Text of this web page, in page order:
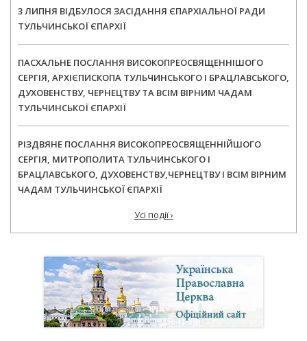
3 ЛИПНЯ ВІДБУЛОСЯ ЗАСІДАННЯ ЄПАРХІАЛЬНОЇ РАДИ
ТУЛЬЧИНСЬКОЇ ЄПАРХІЇ
ПАСХАЛЬНЕ ПОСЛАННЯ ВИСОКОПРЕОСВЯЩЕННІШОГО
СЕРГІЯ, АРХІЄПИСКОПА ТУЛЬЧИНСЬКОГО І БРАЦЛАВСЬКОГО,
ДУХОВЕНСТВУ, ЧЕРНЕЦТВУ ТА ВСІМ ВІРНИМ ЧАДАМ
ТУЛЬЧИНСЬКОЇ ЄПАРХІЇ
РІЗДВЯНЕ ПОСЛАННЯ ВИСОКОПРЕОСВЯЩЕННІЙШОГО
СЕРГІЯ, МИТРОПОЛИТА ТУЛЬЧИНСЬКОГО І
БРАЦЛАВСЬКОГО, ДУХОВЕНСТВУ,ЧЕРНЕЦТВУ І ВСІМ ВІРНИМ
ЧАДАМ ТУЛЬЧИНСЬКОЇ ЄПАРХІЇ
Усі події ›